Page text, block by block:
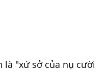
là "xứ sở của nụ cười